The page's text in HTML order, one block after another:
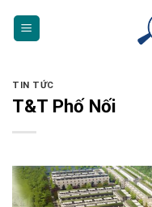
TIN TỨC
T&T Phố Nối